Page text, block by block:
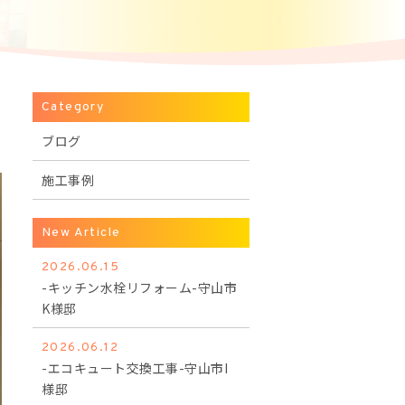
Category
ブログ
施工事例
New Article
2026.06.15
-キッチン水栓リフォーム-守山市
K様邸
2026.06.12
-エコキュート交換工事-守山市I
様邸